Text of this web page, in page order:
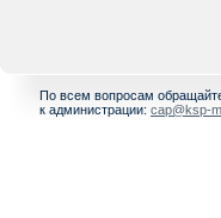
По всем вопросам
к администрации: cap@ksp-